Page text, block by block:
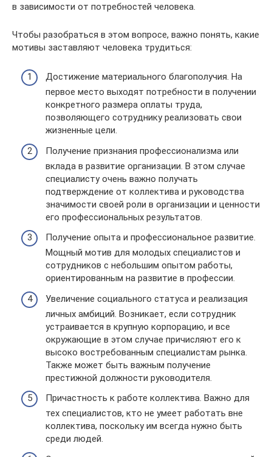
в зависимости от потребностей человека.
Чтобы разобраться в этом вопросе, важно понять, какие
мотивы заставляют человека трудиться:
Достижение материального благополучия. На
первое место выходят потребности в получении
конкретного размера оплаты труда,
позволяющего сотруднику реализовать свои
жизненные цели.
Получение признания профессионализма или
вклада в развитие организации. В этом случае
специалисту очень важно получать
подтверждение от коллектива и руководства
значимости своей роли в организации и ценности
его профессиональных результатов.
Получение опыта и профессиональное развитие.
Мощный мотив для молодых специалистов и
сотрудников с небольшим опытом работы,
ориентированным на развитие в профессии.
Увеличение социального статуса и реализация
личных амбиций. Возникает, если сотрудник
устраивается в крупную корпорацию, и все
окружающие в этом случае причисляют его к
высоко востребованным специалистам рынка.
Также может быть важным получение
престижной должности руководителя.
Причастность к работе коллектива. Важно для
тех специалистов, кто не умеет работать вне
коллектива, поскольку им всегда нужно быть
среди людей.